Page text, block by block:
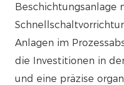
Beschichtungsanlage
Anlagen im
die Investitionen in
und eine präzise